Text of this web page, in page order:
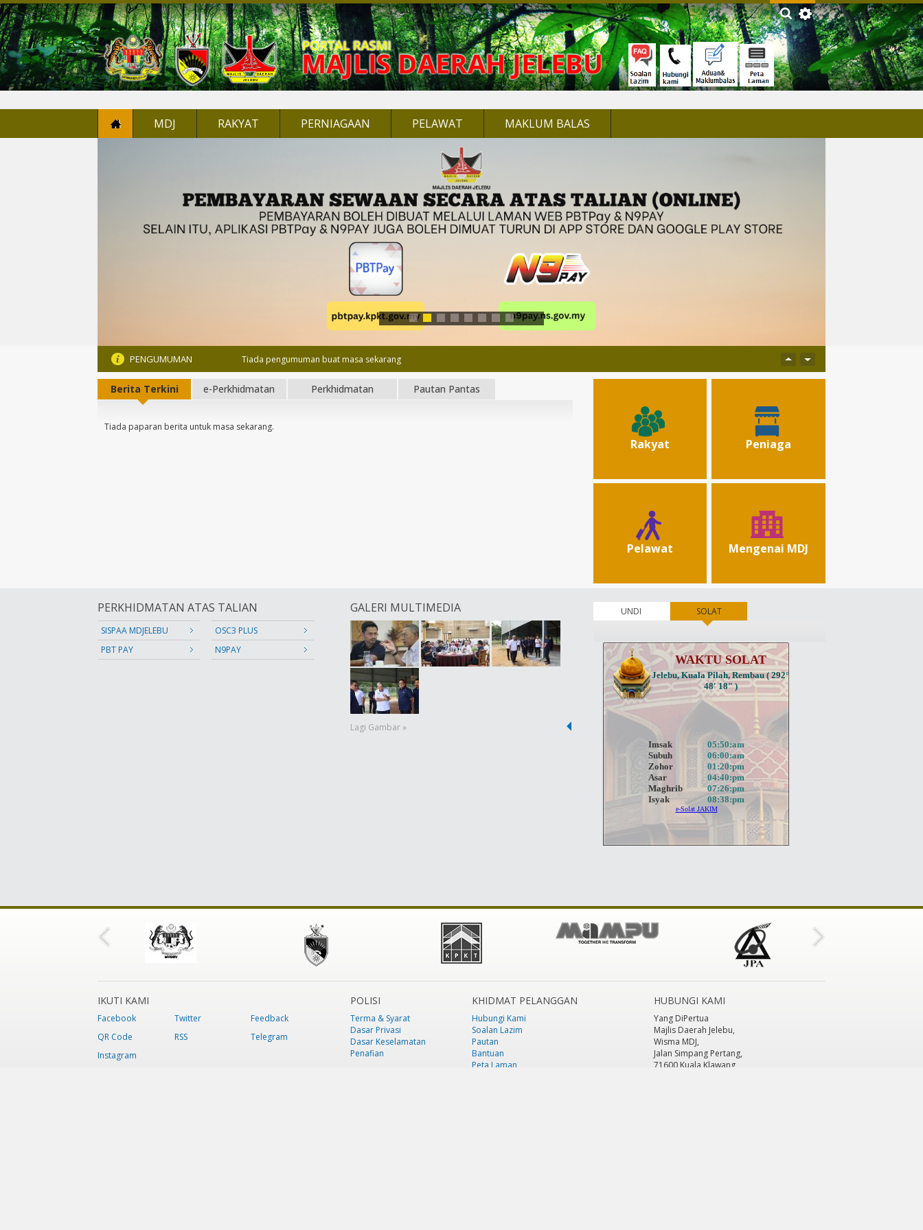
MDJ RAKYAT PERNIAGAAN PELAWAT MAKLUM BALAS
PENGUMUMAN Tiada pengumuman buat masa sekarang
Berita Terkini e-Perkhidmatan Perkhidmatan Pautan Pantas
Tiada paparan berita untuk masa sekarang.
Rakyat Peniaga
Pelawat Mengenai MDJ
PERKHIDMATAN ATAS TALIAN
SISPAA MDJELEBU
OSC3 PLUS
PBT PAY
N9PAY
GALERI MULTIMEDIA
Lagi Gambar »
UNDI SOLAT(tab aktif)
IKUTI KAMI
Facebook Twitter
Feedback
QR Code
RSS
Telegram
Instagram
POLISI
Terma & Syarat
Dasar Privasi
Dasar Keselamatan
Penafian
KHIDMAT PELANGGAN
Hubungi Kami
Soalan Lazim
Pautan
Bantuan
Peta Laman
HUBUNGI KAMI
Yang DiPertua
Majlis Daerah Jelebu,
Wisma MDJ,
Jalan Simpang Pertang,
71600 Kuala Klawang,